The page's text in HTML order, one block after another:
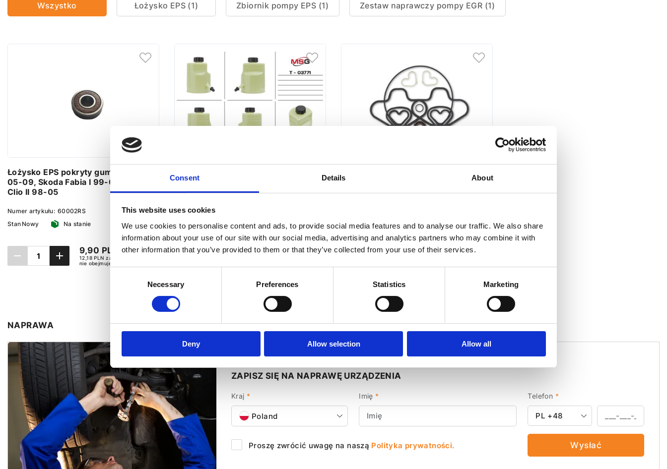
Consent Details About
This website uses cookies
We use cookies to personalise content and ads, to provide social media features and to analyse our traffic. We also share
information about your use of our site with our social media, advertising and analytics partners who may combine it with
other information that you’ve provided to them or that they’ve collected from your use of their services.
Necessary Preferences Statistics Marketing
Deny Allow selection Allow all
Wszystko Łożysko EPS (1) Zbiornik pompy EPS (1) Zestaw naprawczy pompy EGR (1)
Łożysko EPS pokryty gumą VW FOX
05-09, Skoda Fabia I 99-07, Renault
Clio II 98-05
Numer artykułu: 60002RS
Stan Nowy Na stanie
9,90 PLN
12,18 PLN zawiera 23% VAT,
nie obejmuje kosztów dostawy
04-11, Ford C-MAX 02-10, Ford Kuga
08-13
Numer artykułu:
Stan Nowy Na stanie
87 PLN
Dodaj do koszyka
FOX 05-09, Audi A1 10-18, Ford Kuga
08-13
StanNowy Na stanie
151 PLN
Dodaj do koszyka
NAPRAWA
ZAPISZ SIĘ NA NAPRAWĘ URZĄDZENIA
Kraj *
Poland
Imię * Telefon *
PL +48
Proszę zwrócić uwagę na naszą Polityka prywatności. Wysłać